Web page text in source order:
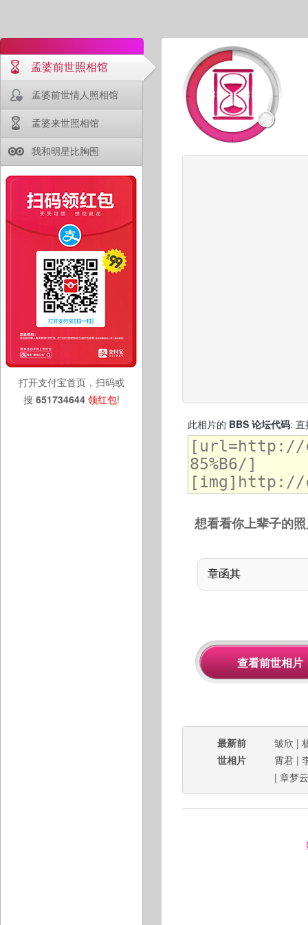
孟婆前世照相馆
孟婆前世情人照相馆
孟婆来世照相馆
我和明星比胸围
打开支付宝首页，扫码或
搜 651734644 领红包!
此相片的 BBS 论坛代码: 直
想看看你上辈子的
最新前
世相片
皱欣 |
霄君 |
| 章梦云